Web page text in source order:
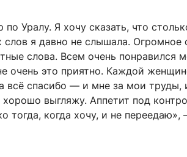
Уралу. Я хочу сказать, что
я давно не слышала. Огромное
слова. Всем очень понравился
очень это приятно. Каждой
всё спасибо — и мне за мои труды,
выгляжу. Аппетит под
тогда, когда хочу, и не переедаю»,